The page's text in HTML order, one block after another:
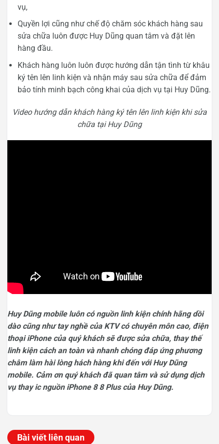
vụ,
Quyền lợi cũng như chế độ chăm sóc khách hàng sau
sửa chữa luôn được Huy Dũng quan tâm và đặt lên
hàng đầu.
Khách hàng luôn luôn được hướng dẫn tận tình từ khâu
ký tên lên linh kiện và nhận máy sau sửa chữa để đảm
bảo tính minh bạch công khai của dịch vụ tại Huy Dũng.
Video hướng dẫn khách hàng ký tên lên linh kiện khi sửa
chữa tại Huy Dũng
Huy Dũng mobile luôn có nguồn linh kiện chính hãng dồi
dào cũng như tay nghề của KTV có chuyên môn cao, điện
thoại iPhone của quý khách sẽ được sửa chữa, thay thế
linh kiện cách an toàn và nhanh chóng đáp ứng phương
châm làm hài lòng hách hàng khi đến với Huy Dũng
mobile. Cảm ơn quý khách đã quan tâm và sử dụng dịch
vụ thay ic nguồn iPhone 8 8 Plus của Huy Dũng.
Bài viết liên quan